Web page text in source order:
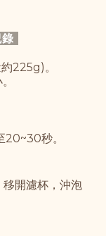
225g)。
秒。
開濾杯，沖泡